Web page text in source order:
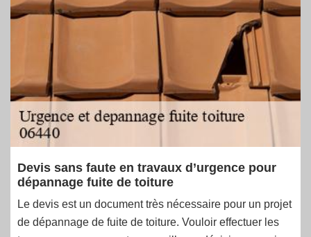
Devis sans faute en travaux d’urgence pour
dépannage fuite de toiture
Le devis est un document très nécessaire pour un projet
de dépannage de fuite de toiture. Vouloir effectuer les